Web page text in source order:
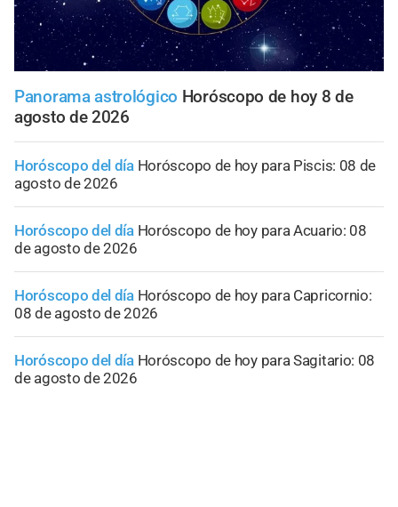
Panorama astrológico Horóscopo de hoy 8 de
agosto de 2026
Horóscopo del día Horóscopo de hoy para Piscis: 08 de
agosto de 2026
Horóscopo del día Horóscopo de hoy para Acuario: 08
de agosto de 2026
Horóscopo del día Horóscopo de hoy para Capricornio:
08 de agosto de 2026
Horóscopo del día Horóscopo de hoy para Sagitario: 08
de agosto de 2026